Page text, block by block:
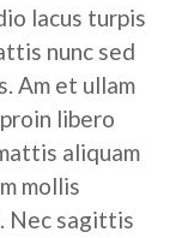
lacus turpis
nunc sed
Am et ullam
libero
aliquam
mollis
Nec sagittis